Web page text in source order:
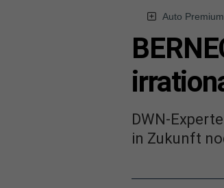
Auto Premium
DWN-
in Zukunft